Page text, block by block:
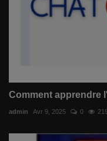
Comment apprendre
admin Avr 9, 2025 0